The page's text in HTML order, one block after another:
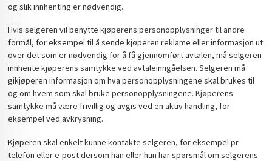
og slik innhenting er nødvendig.
Hvis selgeren vil benytte kjøperens personopplysninger til andre
formål, for eksempel til å sende kjøperen reklame eller informasjon ut
over det som er nødvendig for å få gjennomført avtalen, må selgeren
innhente kjøperens samtykke ved avtaleinngåelsen. Selgeren må
gikjøperen informasjon om hva personopplysningene skal brukes til
og om hvem som skal bruke personopplysningene. Kjøperens
samtykke må være frivillig og avgis ved en aktiv handling, for
eksempel ved avkrysning.
Kjøperen skal enkelt kunne kontakte selgeren, for eksempel pr
telefon eller e-post dersom han eller hun har spørsmål om selgerens